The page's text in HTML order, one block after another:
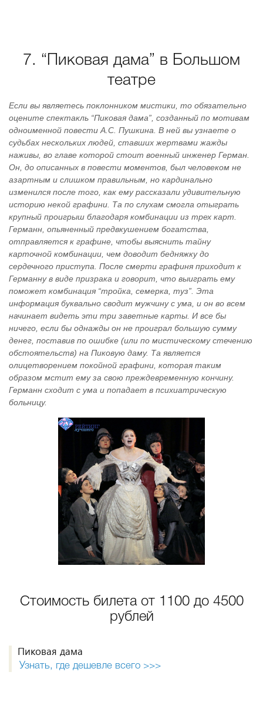
7. “Пиковая дама” в Большом
театре
Если вы являетесь поклонником мистики, то обязательно
оцените спектакль “Пиковая дама”, созданный по мотивам
одноименной повести А.С. Пушкина. В ней вы узнаете о
судьбах нескольких людей, ставших жертвами жажды
наживы, во главе которой стоит военный инженер Герман.
Он, до описанных в повести моментов, был человеком не
азартным и слишком правильным, но кардинально
изменился после того, как ему рассказали удивительную
историю некой графини. Та по слухам смогла отыграть
крупный проигрыш благодаря комбинации из трех карт.
Германн, опьяненный предвкушением богатства,
отправляется к графине, чтобы выяснить тайну
карточной комбинации, чем доводит бедняжку до
сердечного приступа. После смерти графиня приходит к
Германну в виде призрака и говорит, что выиграть ему
поможет комбинация “тройка, семерка, туз”. Эта
информация буквально сводит мужчину с ума, и он во всем
начинает видеть эти три заветные карты. И все бы
ничего, если бы однажды он не проиграл большую сумму
денег, поставив по ошибке (или по мистическому стечению
обстоятельств) на Пиковую даму. Та является
олицетворением покойной графини, которая таким
образом мстит ему за свою преждевременную кончину.
Германн сходит с ума и попадает в психиатрическую
больницу.
Стоимость билета от 1100 до 4500
рублей
Пиковая дама
Узнать, где дешевле всего >>>